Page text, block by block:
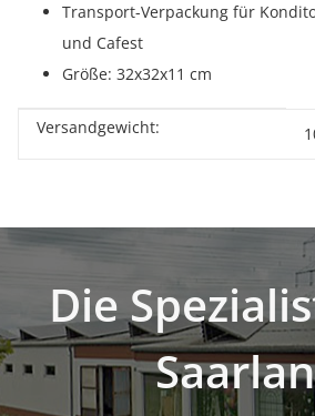
Transport-Verpackung für
und Cafest
Größe: 32x32x11 cm
Produkteigenschaft
Wert
Versandgewicht:
Die